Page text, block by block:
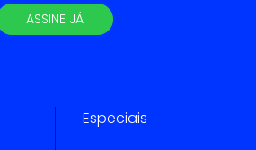
ASSINE JÁ
Especiais